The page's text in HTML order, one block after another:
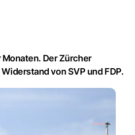
Der Zürcher
von SVP und FDP.